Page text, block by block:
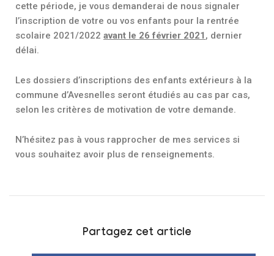
cette période, je vous demanderai de nous signaler
l’inscription de votre ou vos enfants pour la rentrée
scolaire 2021/2022 avant le 26 février 2021 , dernier
délai.
Les dossiers d’inscriptions des enfants extérieurs à la
commune d’Avesnelles seront étudiés au cas par cas,
selon les critères de motivation de votre demande.
N’hésitez pas à vous rapprocher de mes services si
vous souhaitez avoir plus de renseignements.
Partagez cet article